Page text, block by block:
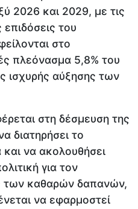
2026 και 2029, με τις
του
στο
πλεόνασμα 5,8% του
ισχυρής αύξησης των
στη δέσμευση της
διατηρήσει το
να ακολουθήσει
για τον
των καθαρών δαπανών,
να εφαρμοστεί